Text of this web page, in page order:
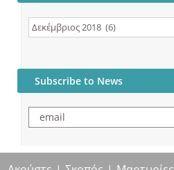
Post
Subscribe to News
email